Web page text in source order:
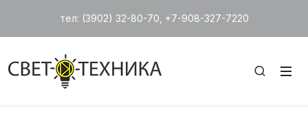
тел: (3902) 32-80-70, +7-908-327-7220